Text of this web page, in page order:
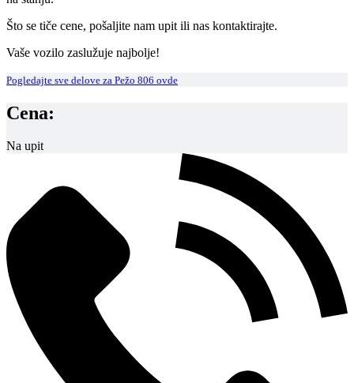
Što se tiče cene, pošaljite nam upit ili nas kontaktirajte.
Vaše vozilo zaslužuje najbolje!
Pogledajte sve delove za Pežo 806 ovde
Cena:
Na upit